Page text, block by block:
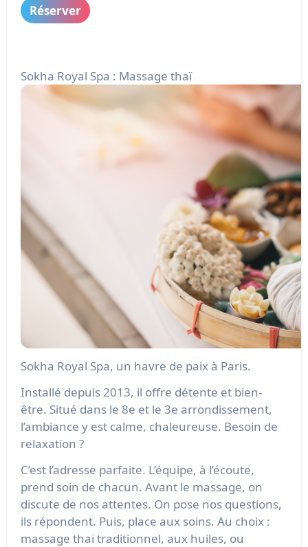
Réserver
Sokha Royal Spa : Massage thaï
Sokha Royal Spa, un havre de paix à Paris.
Installé depuis 2013, il offre détente et bien-
être. Situé dans le 8e et le 3e arrondissement,
l’ambiance y est calme, chaleureuse. Besoin de
relaxation ?
C’est l’adresse parfaite. L’équipe, à l’écoute,
prend soin de chacun. Avant le massage, on
discute de nos attentes. On pose nos questions,
ils répondent. Puis, place aux soins. Au choix :
massage thaï traditionnel, aux huiles, ou